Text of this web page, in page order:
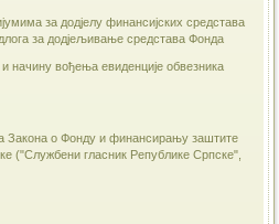
за додјелу финансијских средстава
за додјељивање средстава Фонда
начину вођења евиденције обвезника
Закона о Фонду и финансирању заштите
("Службени гласник Републике Српске",